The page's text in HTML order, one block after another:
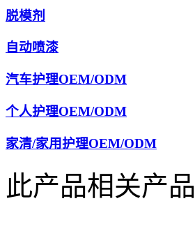
脱模剂
自动喷漆
汽车护理OEM/ODM
个人护理OEM/ODM
家清/家用护理OEM/ODM
此产品相关产品